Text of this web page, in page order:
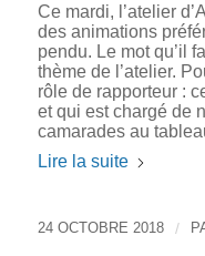
Ce mardi, l’atelier
des animations
pendu. Le mot qu’il
thème de l’atelier.
rôle de rapporteur :
et qui est chargé de
camarades au
Lire la suite
24 OCTOBRE 2018 /